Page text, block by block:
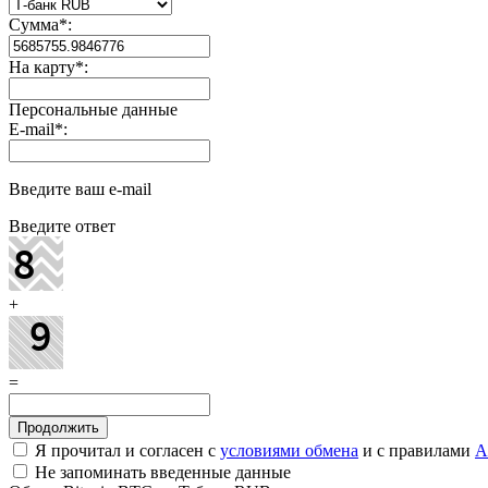
Сумма*:
На карту*:
Персональные данные
E-mail*:
Введите ваш e-mail
Введите ответ
+
=
Я прочитал и согласен с условиями обмена и с правилами
Не запоминать введенные данные